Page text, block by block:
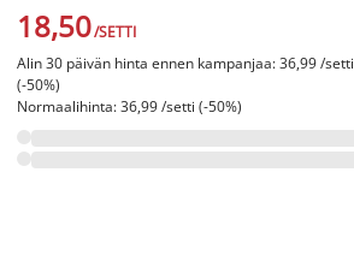
18,50/SETTI
Alin 30 päivän hinta ennen kampanjaa: 36,99 /setti
(-50%)
Normaalihinta: 36,99 /setti (-50%)